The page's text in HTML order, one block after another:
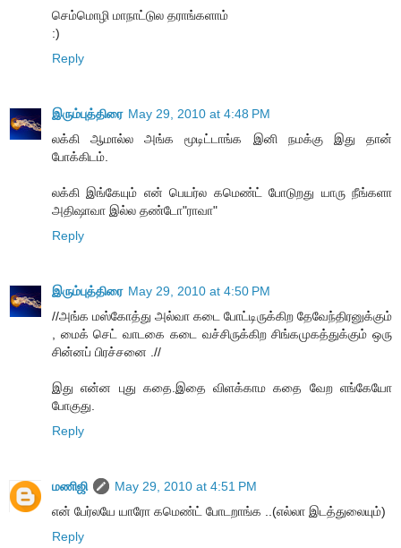
செம்மொழி மாநாட்டுல தராங்களாம்
:)
Reply
இரும்புத்திரை May 29, 2010 at 4:48 PM
லக்கி ஆமால்ல அங்க மூடிட்டாங்க இனி நமக்கு இது தான்
போக்கிடம்.
லக்கி இங்கேயும் என் பெயர்ல கமெண்ட் போடுறது யாரு நீங்களா
அதிஷாவா இல்ல தண்டோ"ராவா"
Reply
இரும்புத்திரை May 29, 2010 at 4:50 PM
//அங்க மஸ்கோத்து அல்வா கடை போட்டிருக்கிற தேவேந்திரனுக்கும்
, மைக் செட் வாடகை கடை வச்சிருக்கிற சிங்கமுகத்துக்கும் ஒரு
சின்னப் பிரச்சனை .//
இது என்ன புது கதை.இதை விளக்காம கதை வேற எங்கேயோ
போகுது.
Reply
மணிஜி
May 29, 2010 at 4:51 PM
என் பேர்லயே யாரோ கமெண்ட் போடறாங்க ..(எல்லா இடத்துலையும்)
Reply